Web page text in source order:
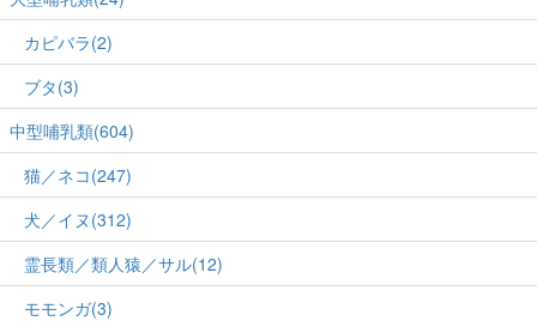
カピバラ(2)
ブタ(3)
中型哺乳類(604)
猫／ネコ(247)
犬／イヌ(312)
霊長類／類人猿／サル(12)
モモンガ(3)